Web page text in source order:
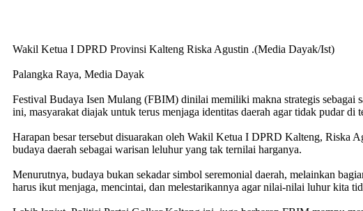
Wakil Ketua I DPRD Provinsi Kalteng Riska Agustin .(Media Dayak/Ist)
​Palangka Raya, Media Dayak
Festival Budaya Isen Mulang (FBIM) dinilai memiliki makna strategis sebagai
ini, masyarakat diajak untuk terus menjaga identitas daerah agar tidak pudar di
​Harapan besar tersebut disuarakan oleh Wakil Ketua I DPRD Kalteng, Riska
budaya daerah sebagai warisan leluhur yang tak ternilai harganya.
Menurutnya, budaya bukan sekadar simbol seremonial daerah, melainkan
harus ikut menjaga, mencintai, dan melestarikannya agar nilai-nilai luhur kita